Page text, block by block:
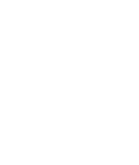
死不休的对立绝境。而他们
她从恨意中涅槃重生，借私生女桑落的身份
年前的她被他从死人堆里救
炎带自己用程序员身份卧底电诈集团以求查